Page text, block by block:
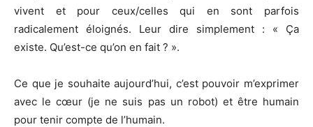
vivent et pour ceux/celles qui en sont parfois
radicalement éloignés. Leur dire simplement : « Ça
existe. Qu’est-ce qu’on en fait ? ».
Ce que je souhaite aujourd’hui, c’est pouvoir m’exprimer
avec le cœur (je ne suis pas un robot) et être humain
pour tenir compte de l’humain.